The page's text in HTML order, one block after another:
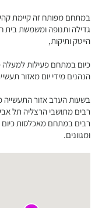
במתחם מפותח זה קיימת
גדילה ותנופה ומשמשת
הייטק ותיקות,
הנהנים מידי יום מאזור
בשעות הערב אזור התעשייה
רבים מתושבי הרצליה תל
רבים במתחם מאכלסות
ומגוונים.